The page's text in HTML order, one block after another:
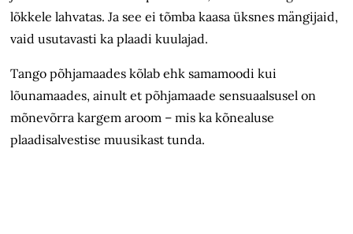
lõkkele lahvatas. Ja see ei tõmba kaasa üksnes mängijaid,
vaid usutavasti ka plaadi kuulajad.
Tango põhjamaades kõlab ehk samamoodi kui
lõunamaades, ainult et põhjamaade sensuaalsusel on
mõnevõrra kargem aroom – mis ka kõnealuse
plaadisalvestise muusikast tunda.